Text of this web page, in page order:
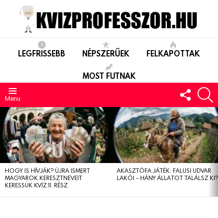
LEGFRISSEBB NÉPSZERŰEK FELKAPOTTAK
MOST FUTNAK
Menu
US
LEGUTÓBBIAK
HOGY IS HÍVJÁK? ÚJRA ISMERT
MAGYAROK KERESZTNEVEIT
KERESSÜK KVÍZ 11. RÉSZ
AKASZTÓFA JÁTÉK: FALUSI UDVAR
LAKÓI – HÁNY ÁLLATOT TALÁLSZ KI?